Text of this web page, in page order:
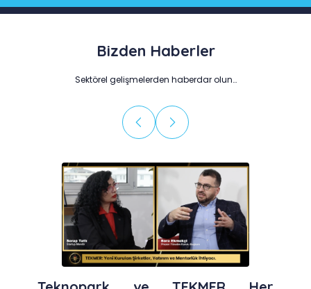
Bizden Haberler
Sektörel gelişmelerden haberdar olun…